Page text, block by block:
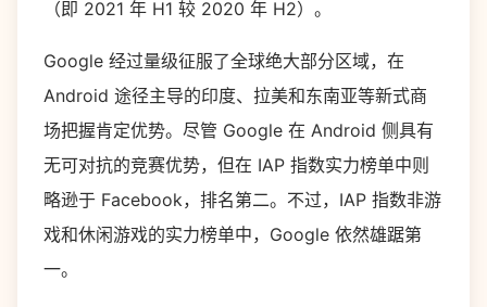
（即 2021 年 H1 较 2020 年 H2）。
Google 经过量级征服了全球绝大部分区域，在
Android 途径主导的印度、拉美和东南亚等新式商
场把握肯定优势。尽管 Google 在 Android 侧具有
无可对抗的竞赛优势，但在 IAP 指数实力榜单中则
略逊于 Facebook，排名第二。不过，IAP 指数非游
戏和休闲游戏的实力榜单中，Google 依然雄踞第
一。